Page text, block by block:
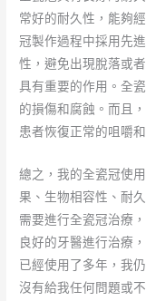
常好的耐久性，能夠
冠製作過程中採用先
性，避免出現脫落或
具有重要的作用。全
的損傷和腐蝕。而且
患者恢復正常的咀嚼
總之，我的全瓷冠使
果、生物相容性、耐
需要進行全瓷冠治療
良好的牙醫進行治療
已經使用了多年，我
沒有給我任何問題或不